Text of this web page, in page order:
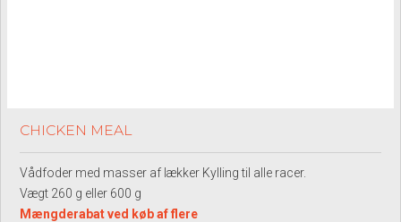
CHICKEN MEAL
Vådfoder med masser af lækker Kylling til alle racer.
Vægt 260 g eller 600 g
Mængderabat ved køb af flere